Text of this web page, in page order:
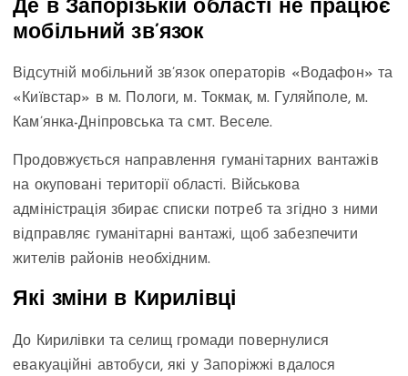
Де в Запорізькій області не працює
мобільний зв’язок
Відсутній мобільний зв’язок операторів «Водафон» та
«Київстар» в м. Пологи, м. Токмак, м. Гуляйполе, м.
Кам’янка-Дніпровська та смт. Веселе.
Продовжується направлення гуманітарних вантажів
на окуповані території області. Військова
адміністрація збирає списки потреб та згідно з ними
відправляє гуманітарні вантажі, щоб забезпечити
жителів районів необхідним.
Які зміни в Кирилівці
До Кирилівки та селищ громади повернулися
евакуаційні автобуси, які у Запоріжжі вдалося